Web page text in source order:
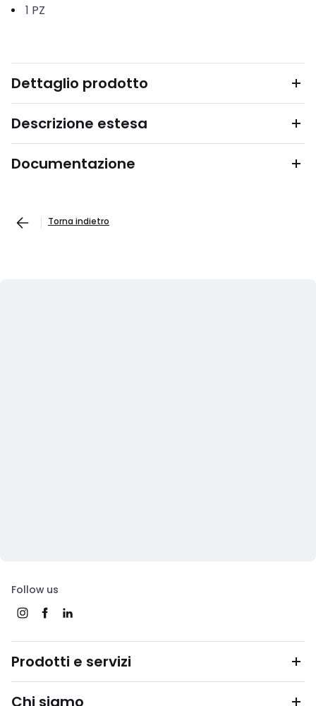
1 PZ
Dettaglio prodotto
Descrizione estesa
Documentazione
Torna indietro
Follow us
Prodotti e servizi
Chi siamo